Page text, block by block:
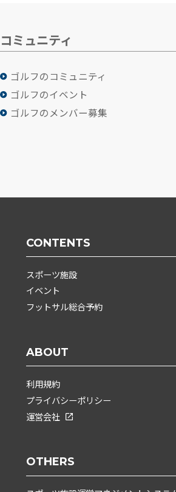
コミュニティ
ゴルフのコミュニティ
ゴルフのイベント
ゴルフのメンバー募集
CONTENTS
スポーツ施設
イベント
フットサル総合予約
ABOUT
利用規約
プライバシーポリシー
運営会社
OTHERS